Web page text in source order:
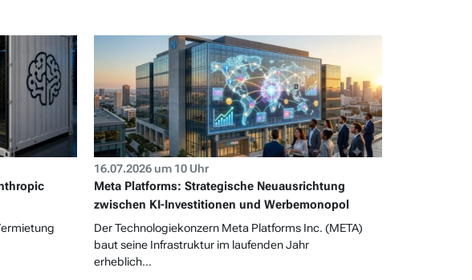
16.07.2026 um 10 Uhr
Meta Platforms: Strategische Neuausrichtung
zwischen KI-Investitionen und Werbemonopol
Der Technologiekonzern Meta Platforms Inc. (META)
baut seine Infrastruktur im laufenden Jahr
erheblich...